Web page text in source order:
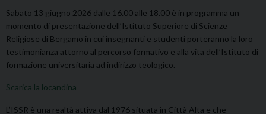
Sabato 13 giugno 2026 dalle 16.00 alle 18.00 è in programma un
momento di presentazione dell’Istituto Superiore di Scienze
Religiose di Bergamo in cui insegnanti e studenti porteranno la loro
testimonianza attorno al percorso formativo e alla vita dell’Istituto di
formazione universitaria ad indirizzo teologico.
Scarica la locandina
L’ISSR è una realtà attiva dal 1976 situata in Città Alta e che